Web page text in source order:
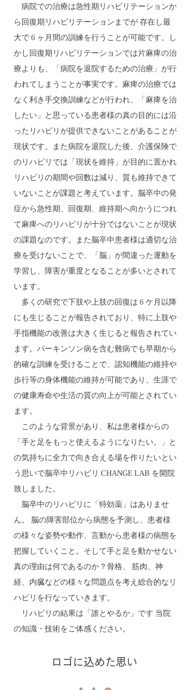
病院での治療は急性期リハビリテーションか
ら回復期リハビリテーションまでが 存在し最
大で 6 ヶ月間の訓練を行うことが可能です。し
かし回復期リハビリテーションでは片麻痺の治
療よりも、「病院を退院するための治療」が行
われてしまうことが事実です。麻痺の治療では
なく利き手交換訓練などが行われ、「麻痺を治
したい」と思っている患者様の真の目的には沿
ったリハビリが提供できないことがあることが
現状です。また病院を退院した後、介護保険で
のリハビリでは「現状を維持」が目的に置かれ
リハビリの期間や回数は減り、質も維持できて
いないことが課題と考えています。脳卒中の発
症から急性期、回復期、維持期へ向かうにつれ
て麻痺へのリハビリが十分ではないことが現状
の課題なのです。また脳卒中患者様は適切な治
療を受けないことで、「脳」が間違った運動を
学習し、障害が重度となることが多いとされて
います。
多くの研究で下肢や上肢の回復は 6 ケ月以降
にも生じることが報告されており、特に上肢や
手指機能の改善は大きく生じると報告されてい
ます。パーキンソン病を含む難病でも早期から
的確な訓練を受けることで、認知機能の維持や
歩行等の身体機能の維持が可能であり、生涯で
の健康寿命や生活の質の向上が可能とされてい
ます。
このような背景があり、私は患者様からの
「手と足をもっと使えるようになりたい。」と
の気持ちに全力で向き合える場を作りたいとい
う思いで脳卒中リハビリ CHANGE LAB を開院
致しました。
脳卒中のリハビリに「特効薬」はありませ
ん。 脳の障害部位から病態を予測し、患者様
の様々な姿勢や動作、言動から患者様の病態を
把握していくこと。そして手と足を動かせない
真の理由は何であるのか？骨格、 筋肉、神
経、内臓などの様々な問題点を考え総合的なリ
ハビリを行なっていきます。
リハビリの結果は「誰とやるか」です 当院
の知識・技術をご体感ください。
​ロゴに込めた思い